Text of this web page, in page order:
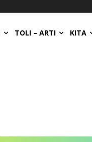
TOLI – ARTI KITA